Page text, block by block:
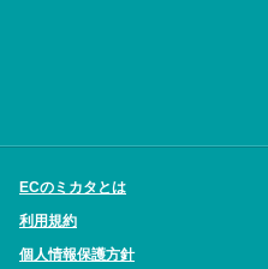
ECのミカタとは
利用規約
個人情報保護方針